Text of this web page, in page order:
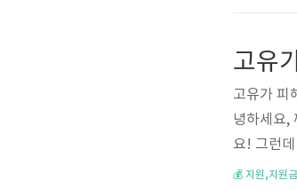
고유가 피
녕하세요,
요! 그런
준은 딱
💰 지원,지원